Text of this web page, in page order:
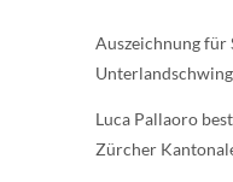
Auszeichnung für
Luca Pallaoro
Zürcher